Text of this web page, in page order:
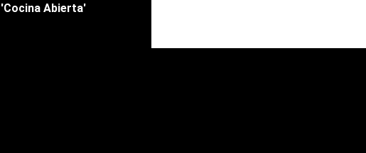
'Cocina Abierta'